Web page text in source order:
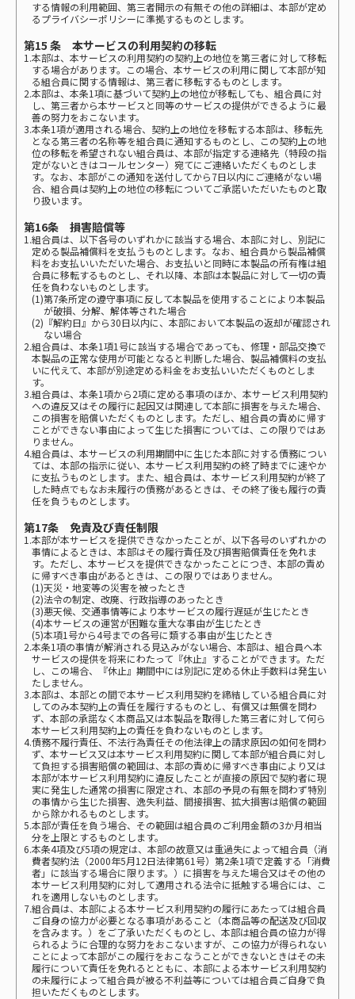
する情報の利用範囲、第三者開示の有無その他の詳細は、本部が定め
るプライバシーポリシーに準拠するものとします。
第15 条 本サービスの利用契約の移転
1.本部は、本サービスの利用契約の契約上の地位を第三者に対して移転
する場合があります。この場合、本サービスの利用に関して本部が知
る組合員に関する情報は、第三者に移転するものとします。
2.本部は、本条1項に基づいて契約上の地位が移転しても、組合員に対
し、第三者から本サービスと同等のサービスの提供ができるように最
善の努力をおこないます。
3.本条1項が適用される場合、契約上の地位を移転する本部は、移転先
となる第三者の名称等を組合員に通知するものとし、この契約上の地
位の移転を希望されない組合員は、本部が指定する連絡先（特段の指
定がないときはコールセンター）宛てにご連絡いただくものとしま
す。なお、本部がこの通知を送付してから7日以内にご連絡がない場
合、組合員は契約上の地位の移転についてご承諾いただいたものと取
り扱います。
第16条 損害賠償等
1.組合員は、以下各号のいずれかに該当する場合、本部に対し、別記に
定める製品補償料を支払うものとします。なお、組合員から製品補償
料をお支払いいただいた場合、お支払いと同時に本製品の所有権は組
合員に移転するものとし、それ以降、本部は本製品に対して一切の責
任を負わないものとします。
(1)第7条所定の遵守事項に反して本製品を使用することにより本製品
が破損、分解、解体等された場合
(2)『解約日』から30日以内に、本部において本製品の返却が確認され
ない場合
2.組合員は、本条1項1号に該当する場合であっても、修理・部品交換で
本製品の正常な使用が可能となると判断した場合、製品補償料の支払
いに代えて、本部が別途定める料金をお支払いいただくものとしま
す。
3.組合員は、本条1項から2項に定める事項のほか、本サービス利用契約
への違反又はその履行に起因又は関連して本部に損害を与えた場合、
この損害を賠償いただくものとします。ただし、組合員の責めに帰す
ことができない事由によって生じた損害については、この限りではあ
りません。
4.組合員は、本サービスの利用期間中に生じた本部に対する債務につい
ては、本部の指示に従い、本サービス利用契約の終了時までに速やか
に支払うものとします。また、組合員は、本サービス利用契約が終了
した時点でもなお未履行の債務があるときは、その終了後も履行の責
任を負うものとします。
第17条 免責及び責任制限
1.本部が本サービスを提供できなかったことが、以下各号のいずれかの
事情によるときは、本部はその履行責任及び損害賠償責任を免れま
す。ただし、本サービスを提供できなかったことにつき、本部の責め
に帰すべき事由があるときは、この限りではありません。
(1)天災・地変等の災害を被ったとき
(2)法令の制定、改廃、行政指導のあったとき
(3)悪天候、交通事情等により本サービスの履行遅延が生じたとき
(4)本サービスの運営が困難な重大な事由が生じたとき
(5)本項1号から4号までの各号に類する事由が生じたとき
2.本条1項の事情が解消される見込みがない場合、本部は、組合員へ本
サービスの提供を将来にわたって『休止』することができます。ただ
し、この場合、『休止』期間中には別記に定める休止手数料は発生い
たしません。
3.本部は、本部との間で本サービス利用契約を締結している組合員に対
してのみ本契約上の責任を履行するものとし、有償又は無償を問わ
ず、本部の承諾なく本商品又は本製品を取得した第三者に対して何ら
本サービス利用契約上の責任を負わないものとします。
4.債務不履行責任、不法行為責任その他法律上の請求原因の如何を問わ
ず、本サービス又は本サービス利用契約に関して本部が組合員に対し
て負担する損害賠償の範囲は、本部の責めに帰すべき事由により又は
本部が本サービス利用契約に違反したことが直接の原因で契約者に現
実に発生した通常の損害に限定され、本部の予見の有無を問わず特別
の事情から生じた損害、逸失利益、間接損害、拡大損害は賠償の範囲
から除かれるものとします。
5.本部が責任を負う場合、その範囲は組合員のご利用金額の3か月相当
分を上限とするものとします。
6.本条4項及び5項の規定は、本部の故意又は重過失によって組合員（消
費者契約法（2000年5月12日法律第61号）第2条1項で定義する「消費
者」に該当する場合に限ります。）に損害を与えた場合又はその他の
本サービス利用契約に対して適用される法令に抵触する場合には、こ
れを適用しないものとします。
7.組合員は、本部による本サービス利用契約の履行にあたっては組合員
ご自身の協力が必要となる事項があること（本商品等の配送及び回収
を含みます。）をご了承いただくものとし、本部は組合員の協力が得
られるように合理的な努力をおこないますが、この協力が得られない
ことによって本部がこの履行をおこなうことができないときはその未
履行について責任を免れるとともに、本部による本サービス利用契約
の未履行によって組合員が被る不利益等については組合員ご自身で負
担いただくものとします。